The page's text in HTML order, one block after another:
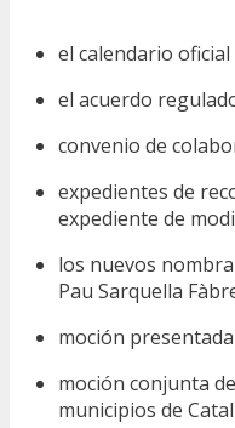
el calendario
el acuerdo
convenio de
expedientes de
expediente de
los nuevos
Pau Sarquella
moción
moción conjunta
municipios de